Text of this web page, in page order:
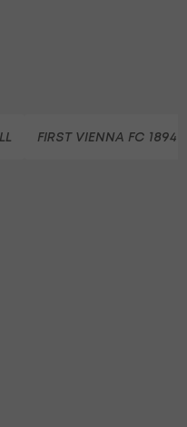
FIRST VIENNA FC 1894